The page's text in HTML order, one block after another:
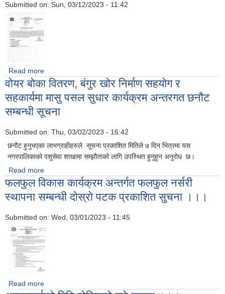
सूचना
Submitted on: Sun, 03/12/2023 - 11:42
Read more
वोयर बोका वितरण, बंगुर खोर निर्माण सहयोग र
सहकार्यमा मासु पसल सुधार कार्यक्रम अन्तरगत छनौट
सम्बन्धी सूचना
Submitted on: Thu, 03/02/2023 - 16:42
छनौट हुनुभएका लाभग्राहीहरुले सूचना प्रकाशित मितिले ७ दिन भित्रमा यस
नगरपालिकाको पशुसेवा शाखामा सम्झौताको लागि उपस्थित हुनुहुन अनुरोध छ।
Read more
पसल सुधार कार्यक्रम अन्तरगत छनौट सम्बन्धी सूचना
फलफुल विकास कार्यक्रम अन्तर्गत फलफुल नर्सरी
स्थापना सम्बन्धी दोस्रो पटक प्रकाशित सुचना ।।।
Submitted on: Wed, 03/01/2023 - 11:45
Read more